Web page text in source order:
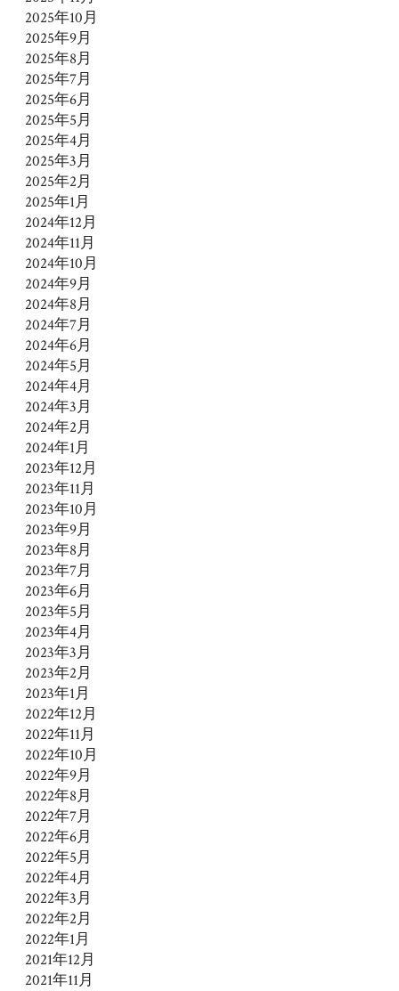
2025年10月
2025年9月
2025年8月
2025年7月
2025年6月
2025年5月
2025年4月
2025年3月
2025年2月
2025年1月
2024年12月
2024年11月
2024年10月
2024年9月
2024年8月
2024年7月
2024年6月
2024年5月
2024年4月
2024年3月
2024年2月
2024年1月
2023年12月
2023年11月
2023年10月
2023年9月
2023年8月
2023年7月
2023年6月
2023年5月
2023年4月
2023年3月
2023年2月
2023年1月
2022年12月
2022年11月
2022年10月
2022年9月
2022年8月
2022年7月
2022年6月
2022年5月
2022年4月
2022年3月
2022年2月
2022年1月
2021年12月
2021年11月